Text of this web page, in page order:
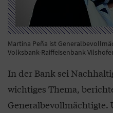
Martina Peña ist
Volksbank-Raiffeisenbank
In der Bank sei
wichtiges Thema,
Generalbevollmächtigte.